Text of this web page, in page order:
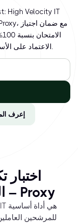
الاعتماد على الأسئلة المتكررة وادفع بعد اجتياز الامتحان.
إعرف
المعلومات عالية السرعة – Proxy
للمرشحين